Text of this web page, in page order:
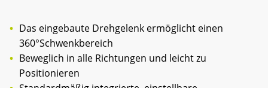
Das eingebaute Drehgelenk ermöglicht einen
360°Schwenkbereich
Beweglich in alle Richtungen und leicht zu
Positionieren